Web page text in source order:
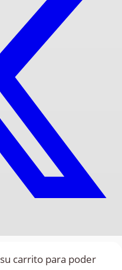
carrito para poder